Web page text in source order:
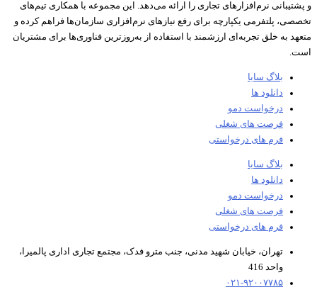
نرم‌افزارهای تجاری را ارائه می‌دهد. این مجموعه با همکاری تیم‌های
پلتفرمی یکپارچه برای رفع نیازهای نرم‌افزاری سازمان‌ها فراهم کرده و
به خلق تجربه‌ای ارزشمند با استفاده از به‌روزترین فناوری‌ها برای مشتریان
بلاگ سایا
دانلود ها
درخواست دمو
فرصت های شغلی
فرم های درخواستی
بلاگ سایا
دانلود ها
درخواست دمو
فرصت های شغلی
فرم های درخواستی
تهران، خیابان شهید مدنی، جنب مترو فدک، مجتمع تجاری اداری پالمیرا،
واحد 416
۰۲۱-۹۲۰۰۷۷۸۵